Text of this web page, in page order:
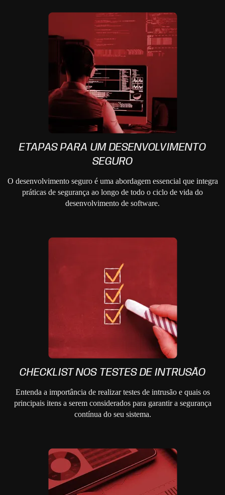
ETAPAS PARA UM DESENVOLVIMENTO
SEGURO
O desenvolvimento seguro é uma abordagem essencial que integra
práticas de segurança ao longo de todo o ciclo de vida do
desenvolvimento de software.
CHECKLIST NOS TESTES DE INTRUSÃO
Entenda a importância de realizar testes de intrusão e quais os
principais itens a serem considerados para garantir a segurança
contínua do seu sistema.